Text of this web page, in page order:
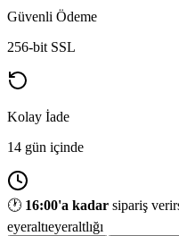
Güvenli Ödeme
256-bit SSL
Kolay İade
14 gün içinde
🕐 16:00'a kadar sipariş
eyeraltıeyeraltlığı